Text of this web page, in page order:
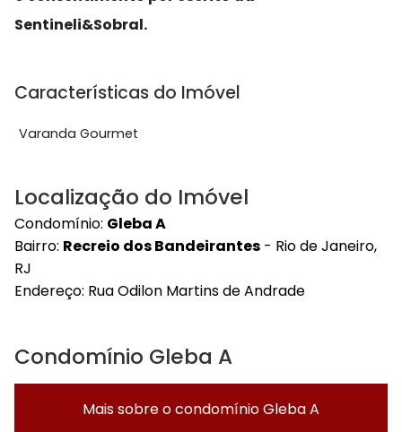
Sentineli&Sobral.
Características do Imóvel
Varanda Gourmet
Localização do Imóvel
Condomínio: Gleba A
Bairro: Recreio dos Bandeirantes - Rio de Janeiro,
RJ
Endereço: Rua Odilon Martins de Andrade
Condomínio Gleba A
Mais sobre o condomínioGleba A